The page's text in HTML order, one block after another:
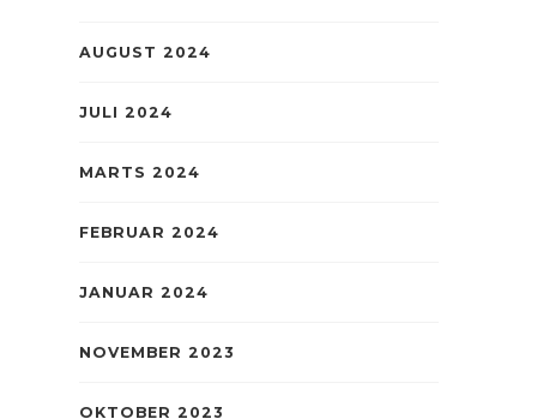
AUGUST 2024
JULI 2024
MARTS 2024
FEBRUAR 2024
JANUAR 2024
NOVEMBER 2023
OKTOBER 2023